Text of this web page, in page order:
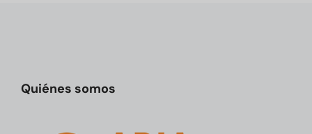
Quiénes somos